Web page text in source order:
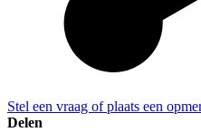
Stel een vraag of plaats een
Delen